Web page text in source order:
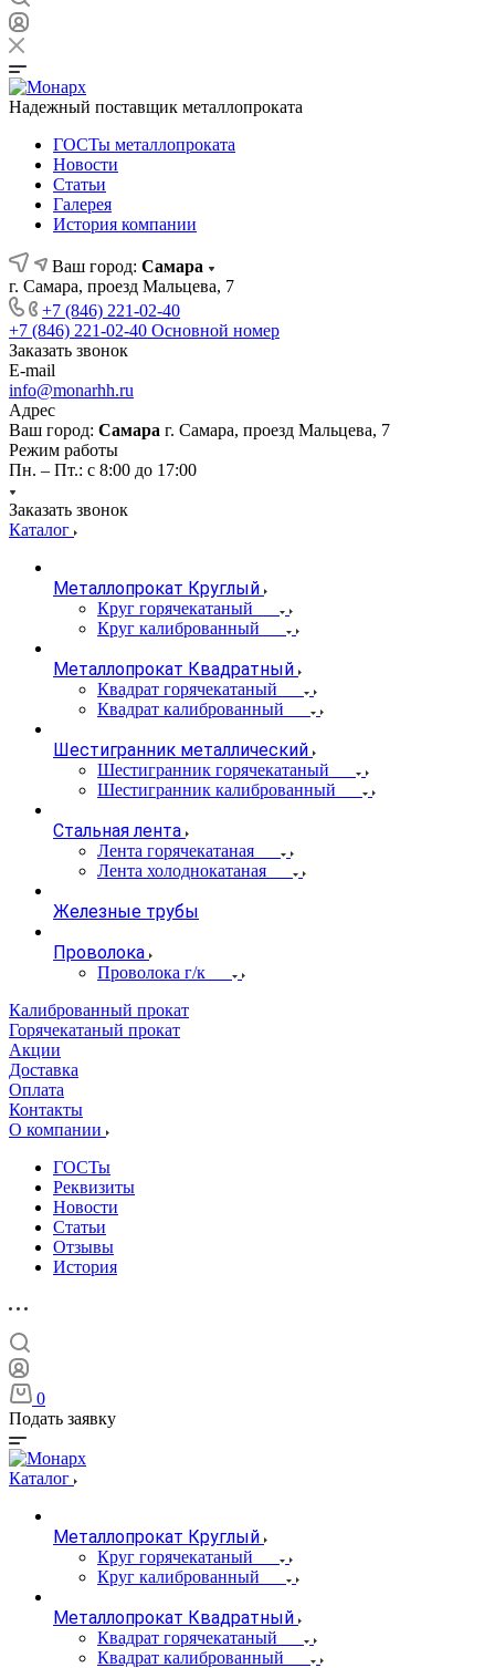
Надежный поставщик металлопроката
ГОСТы металлопроката
Новости
Статьи
Галерея
История компании
Ваш город: Самара
г. Самара, проезд Мальцева, 7
+7 (846) 221-02-40
+7 (846) 221-02-40 Основной номер
Заказать звонок
E-mail
info@monarhh.ru
Адрес
Ваш город: Самара г. Самара, проезд Мальцева, 7
Режим работы
Пн. – Пт.: с 8:00 до 17:00
Заказать звонок
Каталог
Металлопрокат Круглый
Круг горячекатаный
Круг калиброванный
Металлопрокат Квадратный
Квадрат горячекатаный
Квадрат калиброванный
Шестигранник металлический
Шестигранник горячекатаный
Шестигранник калиброванный
Стальная лента
Лента горячекатаная
Лента холоднокатаная
Железные трубы
Проволока
Проволока г/к
Калиброванный прокат
Горячекатаный прокат
Акции
Доставка
Оплата
Контакты
О компании
ГОСТы
Реквизиты
Новости
Статьи
Отзывы
История
0
Подать заявку
Каталог
Металлопрокат Круглый
Круг горячекатаный
Круг калиброванный
Металлопрокат Квадратный
Квадрат горячекатаный
Квадрат калиброванный